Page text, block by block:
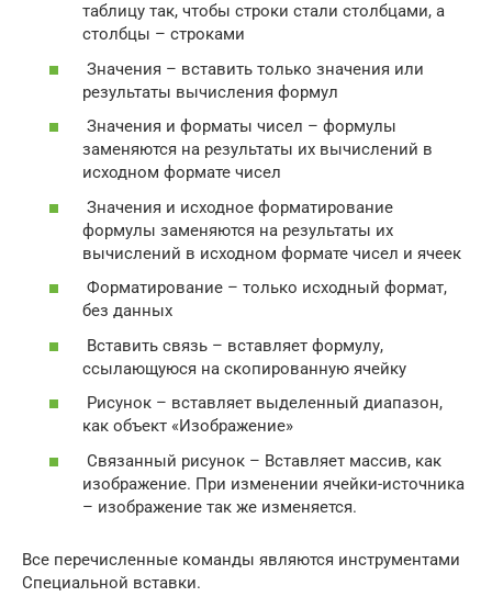
таблицу так, чтобы строки стали столбцами, а
столбцы – строками
Значения – вставить только значения или
результаты вычисления формул
Значения и форматы чисел – формулы
заменяются на результаты их вычислений в
исходном формате чисел
Значения и исходное форматирование
формулы заменяются на результаты их
вычислений в исходном формате чисел и ячеек
Форматирование – только исходный формат,
без данных
Вставить связь – вставляет формулу,
ссылающуюся на скопированную ячейку
Рисунок – вставляет выделенный диапазон,
как объект «Изображение»
Связанный рисунок – Вставляет массив, как
изображение. При изменении ячейки-источника
– изображение так же изменяется.
Все перечисленные команды являются инструментами
Специальной вставки.